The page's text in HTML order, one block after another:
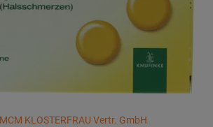
MCM KLOSTERFRAU Vertr. GmbH